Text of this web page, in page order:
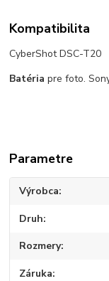
Kompatibilita
CyberShot DSC-T20
Batéria pre foto.
Parametre
Výrobca
Druh
Rozmery
Záruka